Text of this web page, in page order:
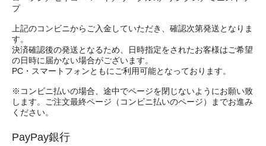
プ
上記のコンビニからご入金していただき、確認次第発送となりま
す。
決済確認後の発送となるため、日時指定をされたお客様はご希望
の日時に届かない場合がございます。
PC・スマートフォンともにご利用可能となっております。
※コンビニ払いの場合、途中でページを閉じないようにお願い致
します。ご注文最終ページ（コンビニ払いのページ）までお進み
ください。
PayPay銀行